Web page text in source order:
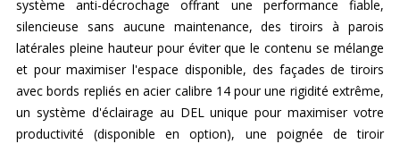
système anti-décrochage offrant une performance fiable,
silencieuse sans aucune maintenance, des tiroirs à parois
latérales pleine hauteur pour éviter que le contenu se mélange
et pour maximiser l'espace disponible, des façades de tiroirs
avec bords repliés en acier calibre 14 pour une rigidité extrême,
un système d'éclairage au DEL unique pour maximiser votre
productivité (disponible en option), une poignée de tiroir